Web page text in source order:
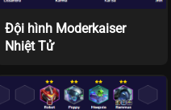
Đội hình Moderkaiser
Nhiệt Tử